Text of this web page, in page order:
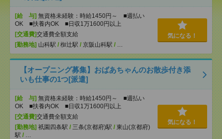
[給 与] 無資格未経験：時給1450円～ ■週払い
OK ■扶養内OK ■日収1万1600円以上
[交通費]交通費全額支給
[勤務地] 山科駅 / 椥辻駅 / 京阪山科駅 / …
気になる！
【オープニング募集】おばあちゃんのお散歩付き添
いも仕事の1つ[派遣]
[給 与] 無資格未経験：時給1450円～ ■週払い
OK ■扶養内OK ■日収1万1600円以上
[交通費]交通費全額支給
[勤務地] 祇園四条駅 / 三条(京都府)駅 / 東山(京都府)
駅 / …
気になる！